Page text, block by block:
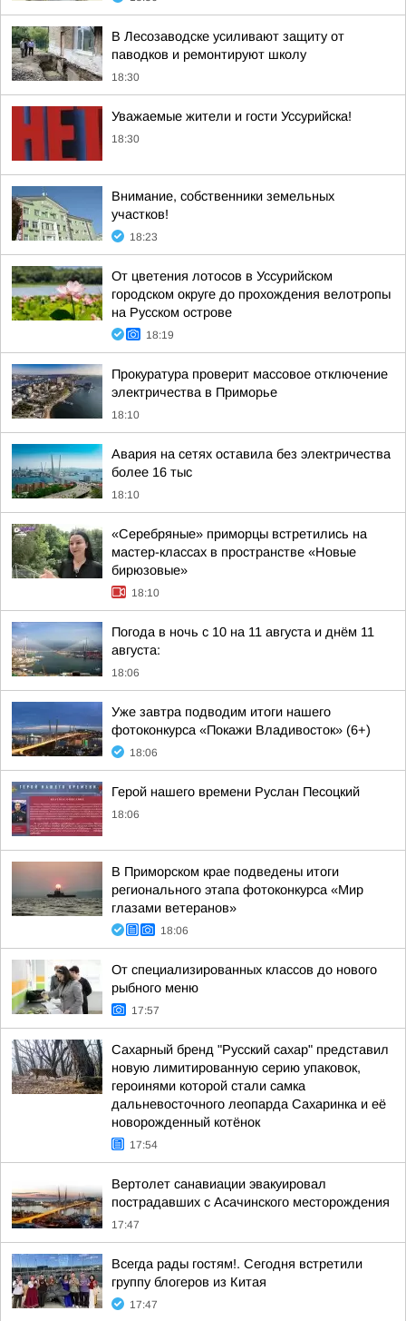
В Лесозаводске усиливают защиту от
паводков и ремонтируют школу
18:30
Уважаемые жители и гости Уссурийска!
18:30
Внимание, собственники земельных
участков!
18:23
От цветения лотосов в Уссурийском
городском округе до прохождения велотропы
на Русском острове
18:19
Прокуратура проверит массовое отключение
электричества в Приморье
18:10
Авария на сетях оставила без электричества
более 16 тыс
18:10
«Серебряные» приморцы встретились на
мастер-классах в пространстве «Новые
бирюзовые»
18:10
Погода в ночь с 10 на 11 августа и днём 11
августа:
18:06
Уже завтра подводим итоги нашего
фотоконкурса «Покажи Владивосток» (6+)
18:06
Герой нашего времени Руслан Песоцкий
18:06
В Приморском крае подведены итоги
регионального этапа фотоконкурса «Мир
глазами ветеранов»
18:06
От специализированных классов до нового
рыбного меню
17:57
Сахарный бренд "Русский сахар" представил
новую лимитированную серию упаковок,
героинями которой стали самка
дальневосточного леопарда Сахаринка и её
новорожденный котёнок
17:54
Вертолет санавиации эвакуировал
пострадавших с Асачинского месторождения
17:47
Всегда рады гостям!. Сегодня встретили
группу блогеров из Китая
17:47